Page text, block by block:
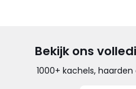
Bekijk ons
1000+ kachels,